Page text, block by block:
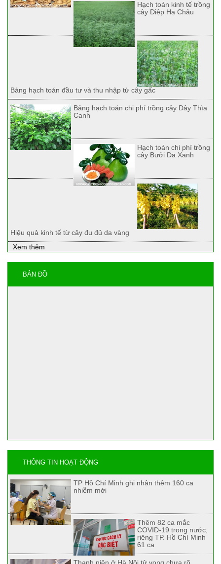
Hạch toán kinh tế trồng
cây Diệp Hạ Châu
Bảng hạch toán đầu tư và thu nhập từ cây gấc
Bảng hạch toán chi phí trồng cây Dây Thìa
Canh
Hạch toán chi phí trồng
cây Bưởi Da Xanh
Hiệu quả kinh tế từ cây đu đủ da vàng
Xem thêm
BẢN ĐỒ
THÔNG TIN HOẠT ĐỘNG
TP Hồ Chí Minh ghi nhận thêm 160 ca
nhiễm mới
Thêm 82 ca mắc
COVID-19 trong nước,
riêng TP. Hồ Chí Minh
61 ca
Thanh niên ở Hà Nội tử vong chưa rõ